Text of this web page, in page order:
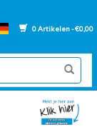
0 Artikelen - €0,00